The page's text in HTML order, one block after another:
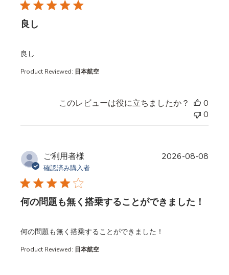
良し
良し
read more about review content
Product Reviewed: 日本航空
このレビューは役に立ちましたか？
0
0
ご利用者様
確認済み購入者
何の問題も無く搭乗することができました！
何の問題も無く搭乗することができました！
read more about review content
Product Reviewed: 日本航空
2026-08-08